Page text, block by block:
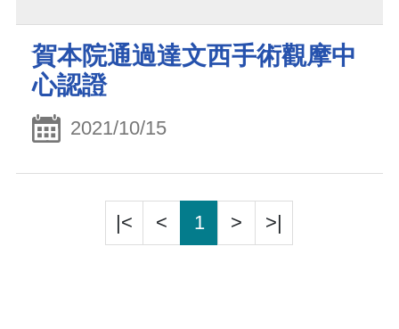
賀本院通過達文西手術觀摩中
心認證
2021/10/15
|< < 1 > >|